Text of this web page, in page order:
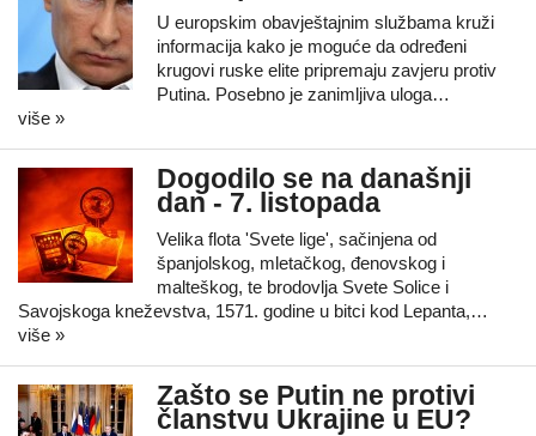
U europskim obavještajnim službama kruži
informacija kako je moguće da određeni
krugovi ruske elite pripremaju zavjeru protiv
Putina. Posebno je zanimljiva uloga…
više »
Dogodilo se na današnji
dan - 7. listopada
Velika flota 'Svete lige', sačinjena od
španjolskog, mletačkog, đenovskog i
malteškog, te brodovlja Svete Solice i
Savojskoga kneževstva, 1571. godine u bitci kod Lepanta,…
više »
Zašto se Putin ne protivi
članstvu Ukrajine u EU?